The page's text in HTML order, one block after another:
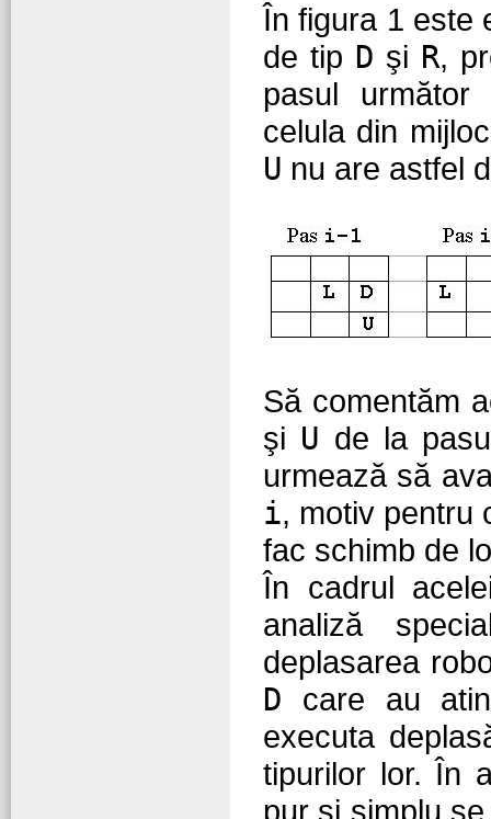
În figura 1 este
de tip D şi R,
pasul următor
celula din
U nu are astfel
Să comentăm
şi U de la
urmează să
i, motiv pentru
fac schimb de
În cadrul
analiză
deplasarea
D care au
executa
tipurilor lor. În
pur şi simplu